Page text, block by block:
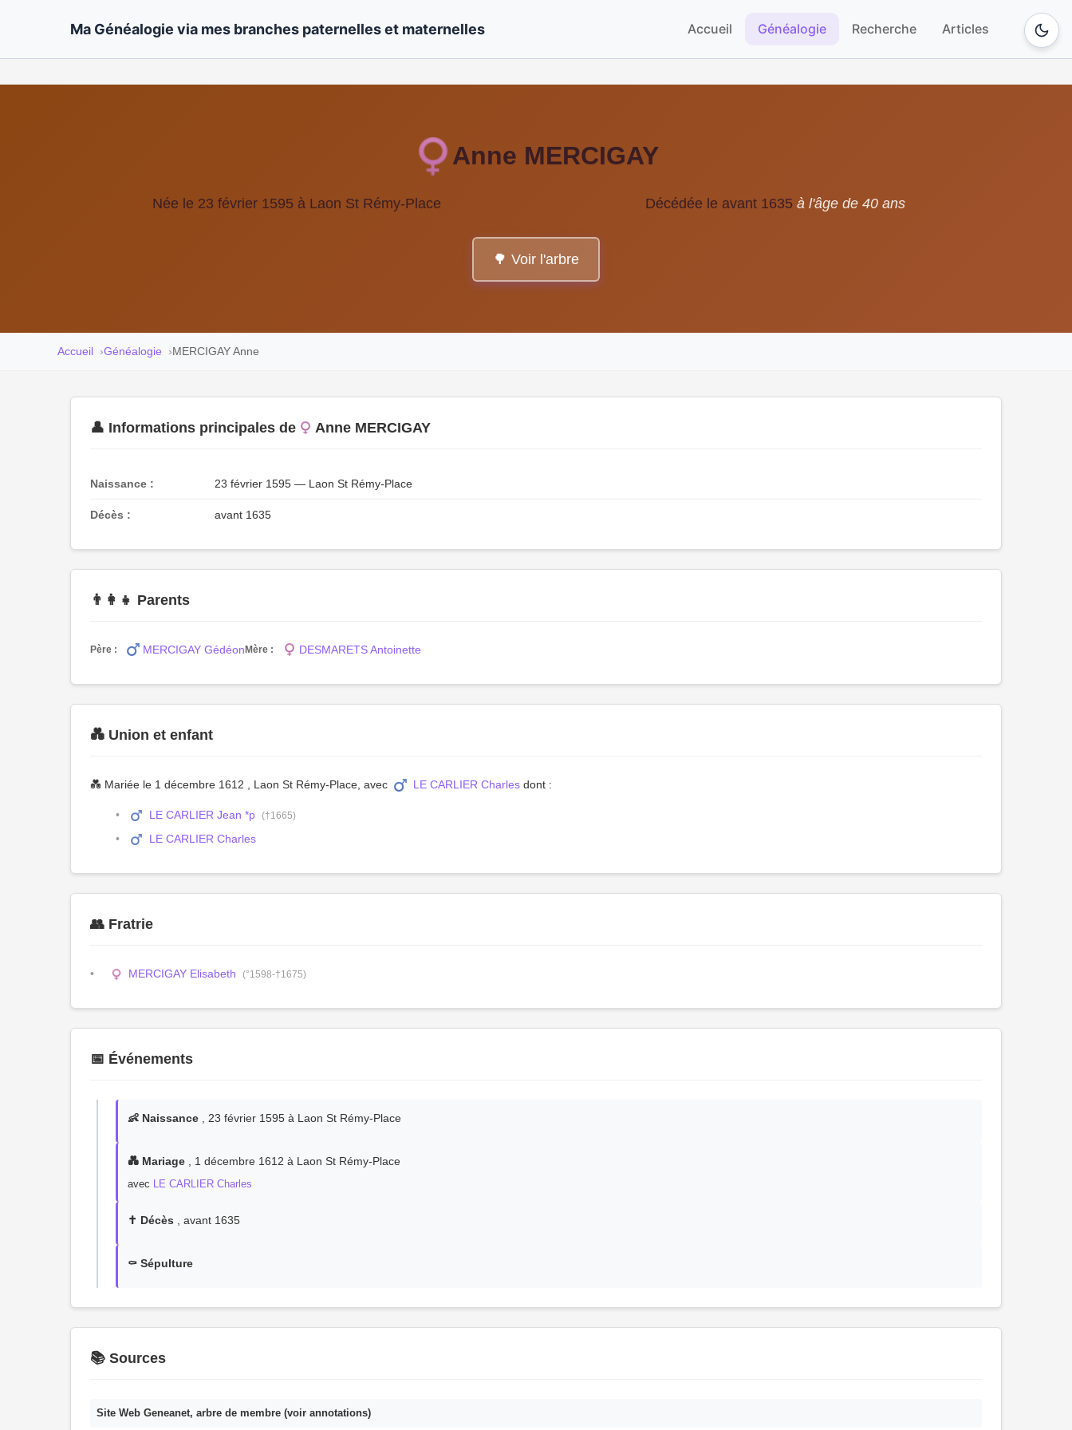
Ma Généalogie via mes branches paternelles et maternelles Accueil Généalogie Recherche Articles
Anne MERCIGAY
Née le 23 février 1595 à Laon St Rémy-Place Décédée le avant 1635 à l'âge de 40 ans
🌳 Voir l'arbre
Accueil Généalogie MERCIGAY Anne
👤 Informations principales de Anne MERCIGAY
Naissance : 23 février 1595 — Laon St Rémy-Place
Décès : avant 1635
👨‍👩‍👧 Parents
Père : MERCIGAY GédéonMère : DESMARETS Antoinette
💑 Union et enfant
💑 Mariée le 1 décembre 1612 , Laon St Rémy-Place, avec LE CARLIER Charles dont :
LE CARLIER Jean *p (†1665)
LE CARLIER Charles
👥 Fratrie
MERCIGAY Elisabeth (°1598-†1675)
📅 Événements
👶 Naissance , 23 février 1595 à Laon St Rémy-Place
💑 Mariage , 1 décembre 1612 à Laon St Rémy-Place
avec LE CARLIER Charles
✝️ Décès , avant 1635
⚰️ Sépulture
📚 Sources
Site Web Geneanet, arbre de membre (voir annotations)